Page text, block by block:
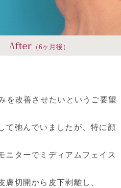
After（6ヶ月後）
を改善させたいというご要望
て弛んでいましたが、特に顔
ニターでミディアムフェイス
切開から皮下剥離し、